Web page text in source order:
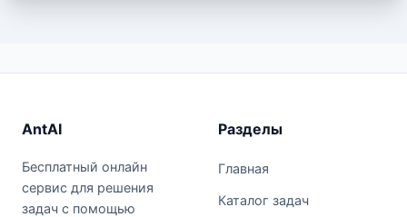
AntAI
Бесплатный онлайн
сервис для решения
задач с помощью
Разделы
Главная
Каталог задач